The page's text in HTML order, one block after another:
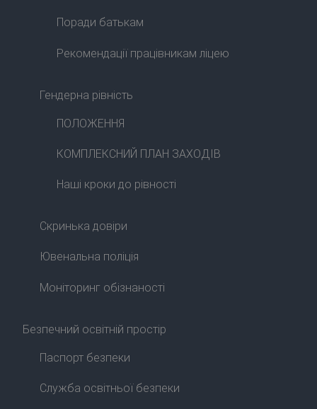
Поради батькам
Рекомендації працівникам ліцею
Гендерна рівність
ПОЛОЖЕННЯ
КОМПЛЕКСНИЙ ПЛАН ЗАХОДІВ
Наші кроки до рівності
Скринька довіри
Ювенальна поліція
Моніторинг обізнаності
Безпечний освітній простір
Паспорт безпеки
Служба освітньої безпеки